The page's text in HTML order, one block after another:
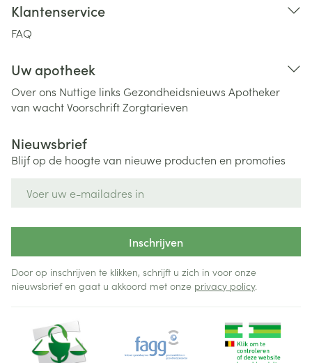
Klantenservice
FAQ
Uw apotheek
Over ons Nuttige links Gezondheidsnieuws Apotheker
van wachtVoorschriftZorgtarieven
Nieuwsbrief
Blijf op de hoogte van nieuwe producten en promoties
Inschrijven
Door op inschrijven te klikken, schrijft u zich in voor onze
nieuwsbrief en gaat u akkoord met onze privacy policy.